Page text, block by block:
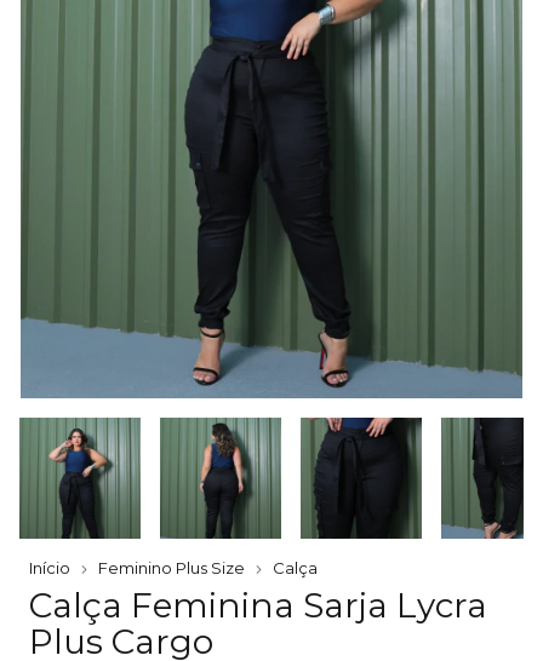
Início Feminino Plus Size Calça
Calça Feminina Sarja Lycra
Plus Cargo